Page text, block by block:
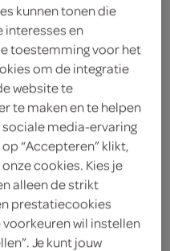
kunnen tonen die
interesses en
toestemming voor het
om de integratie
website te
te maken en te helpen
media-ervaring
“Accepteren” klikt,
cookies. Kies je
alleen de strikt
prestatiecookies
wil instellen
Je kunt jouw